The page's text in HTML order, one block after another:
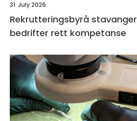
31. July 2026
Rekrutteringsbyrå stavanger slik finner
bedrifter rett kompetanse